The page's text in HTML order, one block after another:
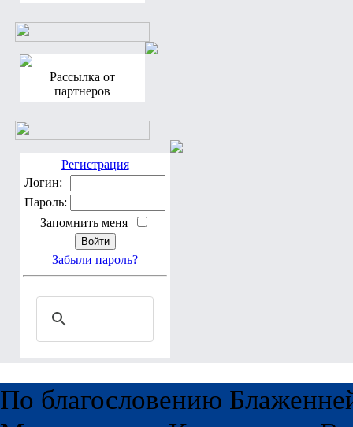
Рассылка от
партнеров
Регистрация
Логин:
Пароль:
Запомнить меня
Забыли пароль?
По благословению